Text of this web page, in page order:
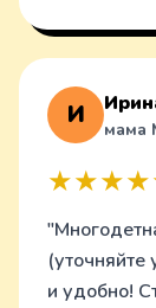
И мама
и удобно!